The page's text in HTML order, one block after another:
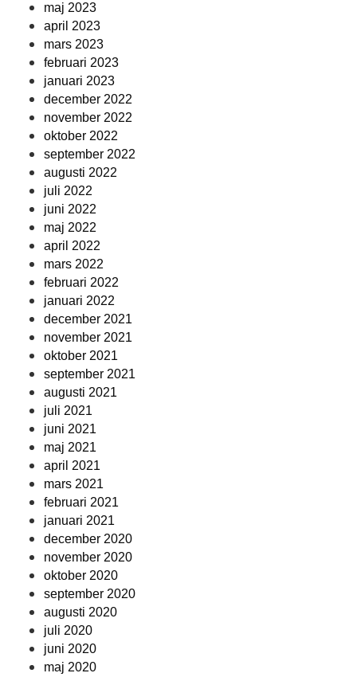
maj 2023
april 2023
mars 2023
februari 2023
januari 2023
december 2022
november 2022
oktober 2022
september 2022
augusti 2022
juli 2022
juni 2022
maj 2022
april 2022
mars 2022
februari 2022
januari 2022
december 2021
november 2021
oktober 2021
september 2021
augusti 2021
juli 2021
juni 2021
maj 2021
april 2021
mars 2021
februari 2021
januari 2021
december 2020
november 2020
oktober 2020
september 2020
augusti 2020
juli 2020
juni 2020
maj 2020